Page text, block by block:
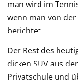
man wird im
wenn man von
berichtet.
Der Rest des
dicken SUV aus
Privatschule und